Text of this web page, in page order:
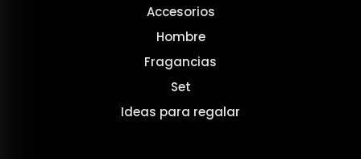
Accesorios
Hombre
Fragancias
Set
Ideas para regalar